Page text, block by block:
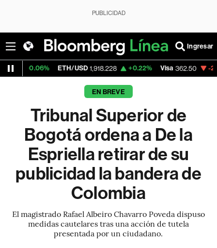
PUBLICIDAD
Ingresar
ETH/USD 1,918.228 +0.22% Visa 362.50 -2.15%
EN BREVE
Tribunal Superior de
Bogotá ordena a De la
Espriella retirar de su
publicidad la bandera de
Colombia
El magistrado Rafael Albeiro Chavarro Poveda dispuso
medidas cautelares tras una acción de tutela
presentada por un ciudadano.